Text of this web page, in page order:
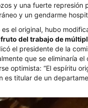
y una fuerte represión
y un gendarme
es el original, hubo
fruto del trabajo de
el presidente de la
que se eliminaría
optimista: “El espíritu
es titular de un